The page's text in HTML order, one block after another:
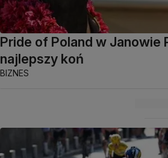
Pride of Poland w Janowie
najlepszy koń
BIZNES